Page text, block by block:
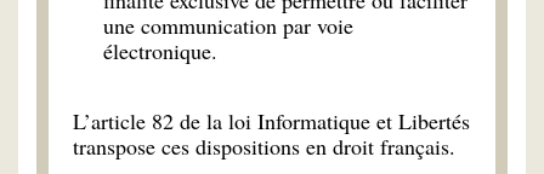
une communication par voie
électronique.
L’article 82 de la loi Informatique et Libertés
transpose ces dispositions en droit français.